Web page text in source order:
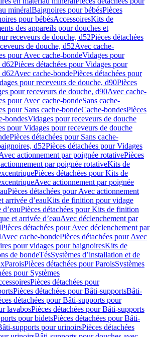
minéralBaignoires pour bébésPièces
pour bébésAccessoiresKits de
des appareils pour douches et
receveurs de douche, d52Pièces détachées
de douche, d52Avec cache-
pour Avec cache-bondeVidages pour
d62Pièces détachées pour Vidages pour
d62Avec cache-bondePièces détachées pour
pour receveurs de douche, d90Pièces
pour receveurs de douche, d90Avec cache-
pour Avec cache-bondeSans cache-
pour Sans cache-bondeCache-bondesPièces
bondesVidages pour receveurs de douche
pour Vidages pour receveurs de douche
Pièces détachées pour Sans cache-
d52Pièces détachées pour Vidages
actionnement par poignée rotativePièces
par poignée rotativeKits de
Pièces détachées pour Kits de
Avec actionnement par poignée
Pièces détachées pour Avec actionnement
arrivée d’eauKits de finition pour vidage
Pièces détachées pour Kits de finition
et arrivée d’eauAvec déclenchement par
Pièces détachées pour Avec déclenchement par
Avec cache-bondePièces détachées pour Avec
pour vidages pour baignoiresKits de
de bondeTésSystèmes d’installation et de
ParoisPièces détachées pour ParoisSystèmes
pour Systèmes
Pièces détachées pour
Pièces détachées pour Bâti-supportsBâti-
détachées pour Bâti-supports pour
lavabosPièces détachées pour Bâti-supports
pour bidetsPièces détachées pour Bâti-
supports pour urinoirsPièces détachées